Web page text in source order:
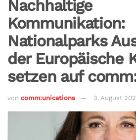
Nachhaltige
Kommunikation:
Nationalparks
der Europäische
setzen auf
von comm:unications 3. August